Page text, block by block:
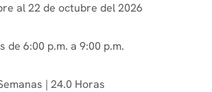
al 22 de octubre del 2026
de 6:00 p.m. a 9:00 p.m.
| 24.0 Horas